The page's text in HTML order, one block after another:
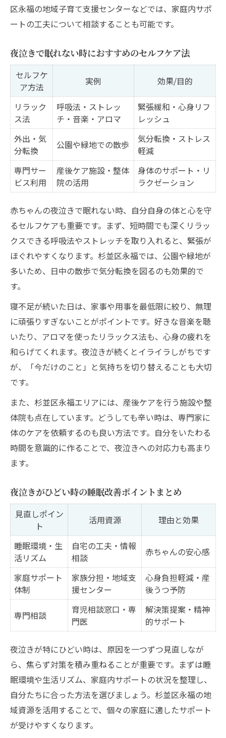
区永福の地域子育て支援センターなどでは、家庭内サポ
ートの工夫について相談することも可能です。
夜泣きで眠れない時におすすめのセルフケア法
セルフケ
ア方法
実例 効果/目的
リラック
ス法
呼吸法・ストレッ
チ・音楽・アロマ
緊張緩和・心身リフ
レッシュ
外出・気
分転換
公園や緑地での散歩
気分転換・ストレス
軽減
専門サー
ビス利用
産後ケア施設・整体
院の活用
身体のサポート・リ
ラクゼーション
赤ちゃんの夜泣きで眠れない時、自分自身の体と心を守
るセルフケアも重要です。まず、短時間でも深くリラッ
クスできる呼吸法やストレッチを取り入れると、緊張が
ほぐれやすくなります。杉並区永福では、公園や緑地が
多いため、日中の散歩で気分転換を図るのも効果的で
す。
寝不足が続いた日は、家事や用事を最低限に絞り、無理
に頑張りすぎないことがポイントです。好きな音楽を聴
いたり、アロマを使ったリラックス法も、心身の疲れを
和らげてくれます。夜泣きが続くとイライラしがちです
が、「今だけのこと」と気持ちを切り替えることも大切
です。
また、杉並区永福エリアには、産後ケアを行う施設や整
体院も点在しています。どうしても辛い時は、専門家に
体のケアを依頼するのも良い方法です。自分をいたわる
時間を意識的に作ることで、夜泣きへの対応力も高まり
ます。
夜泣きがひどい時の睡眠改善ポイントまとめ
見直しポイン
ト
活用資源 理由と効果
睡眠環境・生
活リズム
自宅の工夫・情報
相談
赤ちゃんの安心感
家庭サポート
体制
家族分担・地域支
援センター
心身負担軽減・産
後うつ予防
専門相談
育児相談窓口・専
門医
解決策提案・精神
的サポート
夜泣きが特にひどい時は、原因を一つずつ見直しなが
ら、焦らず対策を積み重ねることが重要です。まずは睡
眠環境や生活リズム、家庭内サポートの状況を整理し、
自分たちに合った方法を選びましょう。杉並区永福の地
域資源を活用することで、個々の家庭に適したサポート
が受けやすくなります。